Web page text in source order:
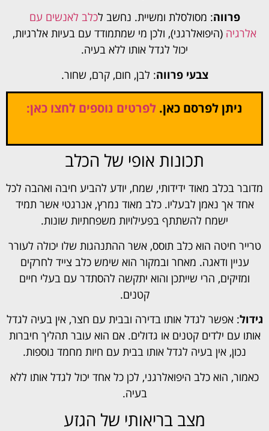
פרווה: מסולסלת ומשיית. נחשב לכלב לאנשים עם
אלרגיה (היפואלרגני), ולכן מי שמתמודד עם בעיות אלרגיות,
יכול לגדל אותו ללא בעיה.
צבעי פרווה: לבן, חום, קרם, שחור.
ניתן לפרסם כאן. לפרטים נוספים לחצו כאן:
תכונות אופי של הכלב
מדובר בכלב מאוד ידידותי, שמח, יודע להביע חיבה ואהבה לכל
אחד אך נאמן לבעליו. כלב מאוד נמרץ, אנרגטי אשר תמיד
ישמח להשתתף בפעילויות משפחתיות שונות.
טרייר חיטה הוא כלב תוסס, אשר ההתנהגות שלו יכולה לעורר
עניין ודאגה. מאחר ובמקור הוא שימש כלב צייד לחרקים
ומזיקים, הרי שייתכן והוא יתקשה להסתדר עם בעלי חיים
קטנים.
גידול: אפשר לגדל אותו בדירה ובבית עם חצר, אין בעיה לגדל
אותו עם ילדים קטנים או גדולים. אם הוא עובר תהליך חיברות
נכון, אין בעיה לגדל אותו בבית עם חיות מחמד נוספות.
כאמור, הוא כלב היפואלרגני, לכן כל אחד יכול לגדל אותו ללא
בעיה.
מצב בריאותי של הגזע